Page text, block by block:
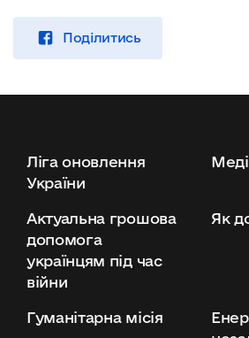
Поділитись
Ліга оновлення
України
Актуальна грошова
допомога
українцям під час
війни
Як
Гуманітарна місія